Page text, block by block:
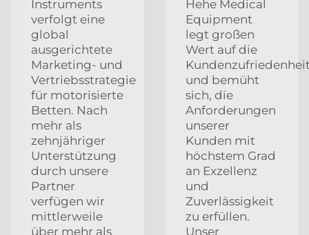
Instruments
verfolgt eine
global
ausgerichtete
Marketing- und
Vertriebsstrategie
für motorisierte
Betten. Nach
mehr als
zehnjähriger
Unterstützung
durch unsere
Partner
verfügen wir
mittlerweile
über mehr als
Hehe Medical
Equipment
legt großen
Wert auf die
und bemüht
sich, die
Anforderungen
unserer
Kunden mit
höchstem Grad
an Exzellenz
und
Zuverlässigkeit
zu erfüllen.
Unser